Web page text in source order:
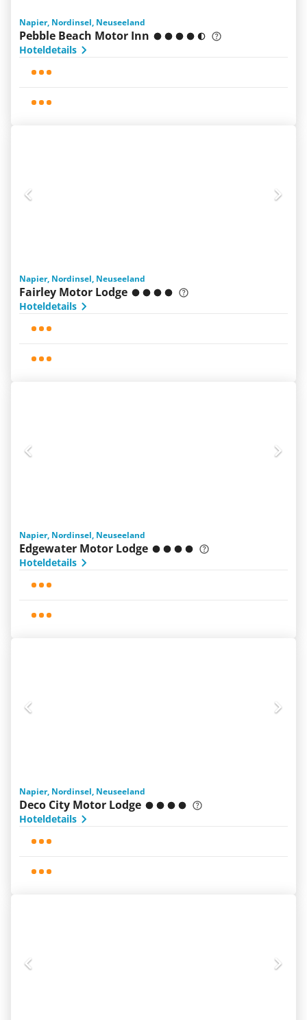
Napier, Nordinsel, Neuseeland
Pebble Beach Motor Inn
Hoteldetails
Napier, Nordinsel, Neuseeland
Fairley Motor Lodge
Hoteldetails
Napier, Nordinsel, Neuseeland
Edgewater Motor Lodge
Hoteldetails
Napier, Nordinsel, Neuseeland
Deco City Motor Lodge
Hoteldetails